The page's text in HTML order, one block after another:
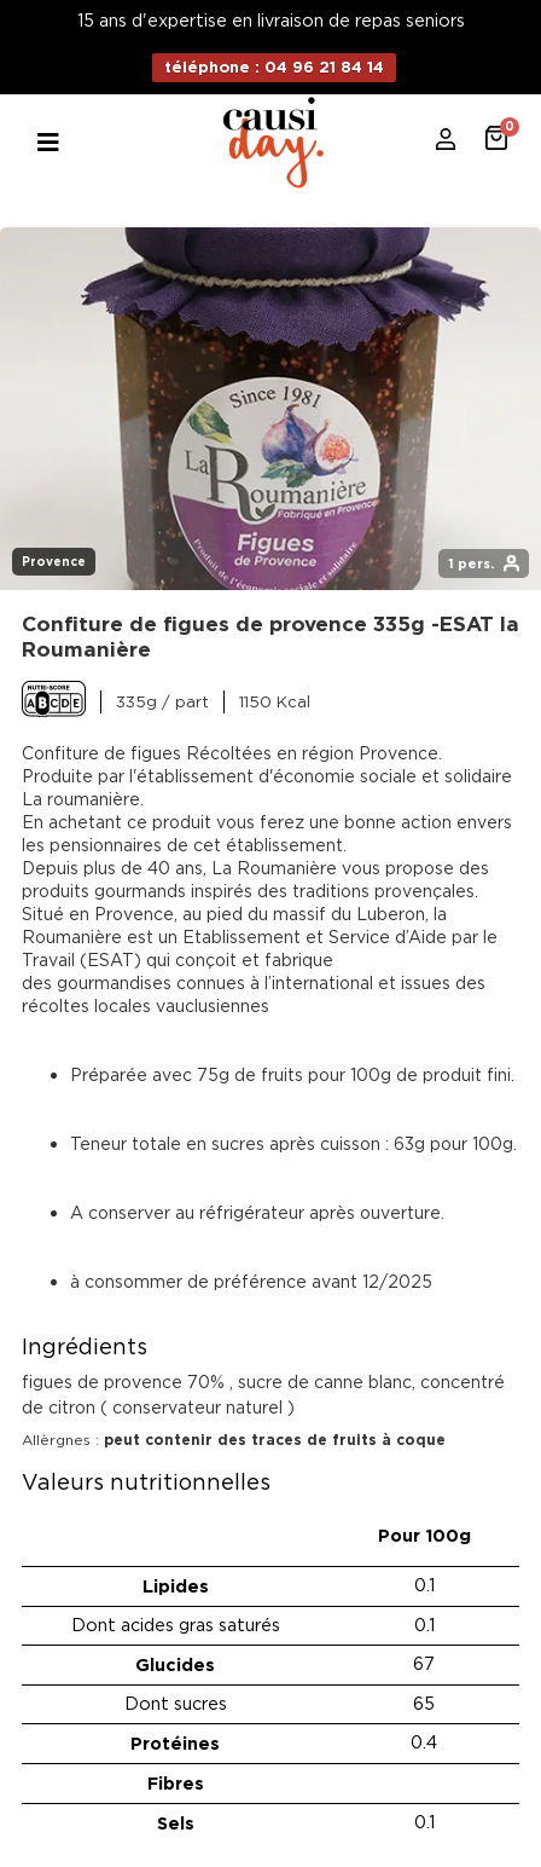
15 ans d'expertise en livraison de repas seniors
téléphone : 04 96 21 84 14
0
Provence 1 pers.
Confiture de figues de provence 335g -ESAT la
Roumanière
335g / part 1150 Kcal
Confiture de figues Récoltées en région Provence.
Produite par l'établissement d'économie sociale et solidaire
La roumanière.
En achetant ce produit vous ferez une bonne action envers
les pensionnaires de cet établissement.
Depuis plus de 40 ans, La Roumanière vous propose des
produits gourmands inspirés des traditions provençales.
Situé en Provence, au pied du massif du Luberon, la
Roumanière est un Etablissement et Service d’Aide par le
Travail (ESAT) qui conçoit et fabrique
des gourmandises connues à l’international et issues des
Préparée avec 75g de fruits pour 100g de produit fini.
Teneur totale en sucres après cuisson : 63g pour 100g.
A conserver au réfrigérateur après ouverture.
à consommer de préférence avant 12/2025
Ingrédients
figues de provence 70% , sucre de canne blanc, concentré
de citron ( conservateur naturel )
Allèrgnes : peut contenir des traces de fruits à coque
Valeurs nutritionnelles
Pour 100g
Lipides
0.1
Dont acides gras saturés
0.1
Glucides
67
Dont sucres
65
Protéines 0.4
Fibres
Sels
0.1